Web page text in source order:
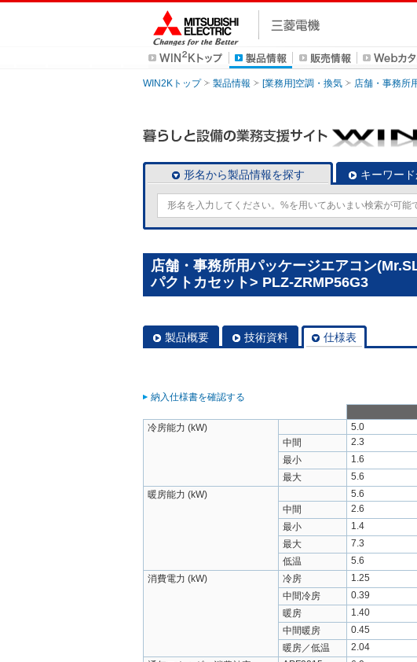
WIN2Kトップ 製品情報 [業務用]空調・換気 店舗・事務所
形名から製品情報を探す キーワー
店舗・事務所用パッケージエアコン
パクトカセット> PLZ-ZRMP56G3
製品概要 技術資料 仕様表
納入仕様書を確認する
冷房能力 (kW)
5.0
中間
2.3
最小
1.6
最大
5.6
暖房能力 (kW)
5.6
中間
2.6
最小
1.4
最大
7.3
低温
5.6
消費電力 (kW)
冷房 1.25
中間冷房
0.39
暖房
1.40
中間暖房
0.45
暖房／低温
2.04